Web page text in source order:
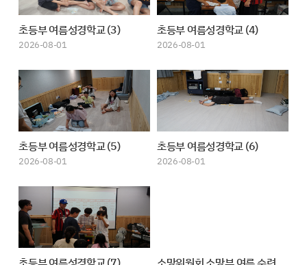
초등부 여름성경학교 (3)
2026-08-01
초등부 여름성경학교 (4)
2026-08-01
초등부 여름성경학교 (5)
2026-08-01
초등부 여름성경학교 (6)
2026-08-01